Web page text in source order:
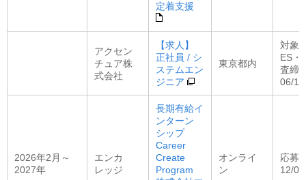
定着支援
アクセン
チュア株
式会社
【求人】
正社員 / シ
ステムエン
ジニア
東京都内
対象
ES・
査締
06/19
2026年2月～
2027年
エンカ
レッジ
長期有給イ
ンターン
シップ
Career
Create
Program
オンライ
ン
応募
12/08